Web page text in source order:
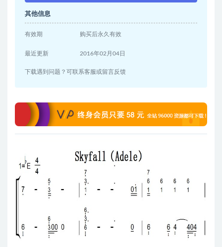
其他信息
有效期 购买后永久有效
最近更新 2016年02月04日
下载遇到问题？可联系客服或留言反馈